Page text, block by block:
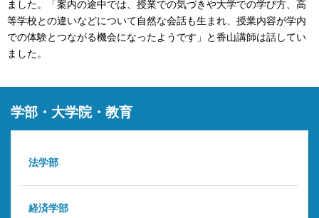
ました。「案内の途中では、授業での気づきや大学での学び方、高
等学校との違いなどについて自然な会話も生まれ、授業内容が学内
での体験とつながる機会になったようです」と香山講師は話してい
ました。
学部・大学院・教育
法学部
経済学部